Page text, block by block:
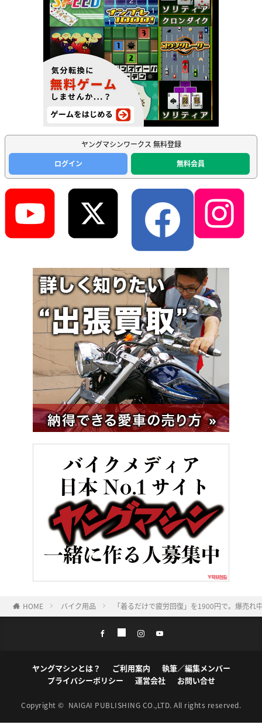
ヤングマシンワークス 無料登録
ログイン
無料会員
HOME バイク用品 「着るだけで疲労回復」を1900円で。爆売
ヤングマシンとは？ ご利用案内
執筆／編集メンバー
プライバシーポリシー
運営会社 お問い合せ
Copyright © NAIGAI PUBLISHING CO.,LTD. All rights reserved.